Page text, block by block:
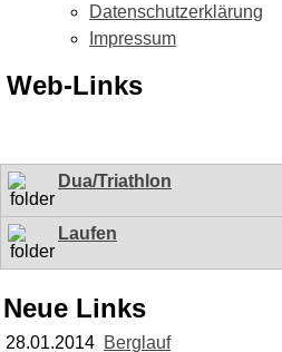
Datenschutzerklärung
Impressum
Web-Links
Dua/Triathlon
Laufen
Neue Links
28.01.2014 Berglauf